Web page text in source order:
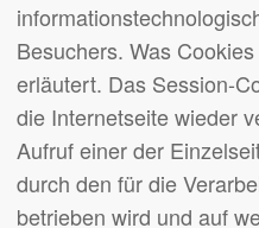
Besuchers. Was
erläutert. Das Session-
die Internetseite wieder
Aufruf einer der
durch den für die
betrieben wird und auf